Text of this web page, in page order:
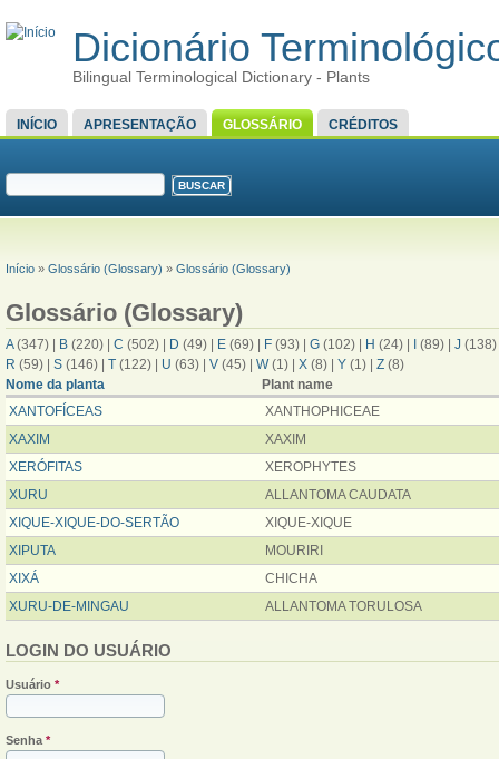
Dicionário
Bilingual Terminological Dictionary - Plants
MENU PRINCIPAL
INÍCIO APRESENTAÇÃO GLOSSÁRIO CRÉDITOS
FORMULÁRIO DE BUSCA
VOCÊ ESTÁ AQUI
Início » Glossário (Glossary) » Glossário (Glossary)
Glossário (Glossary)
A(347) | B (220) | C (502) | D (49) | E (69) | F (93) | G (102) | H (24) | I (89) | J (138)
R (59) | S (146) | T (122) | U (63) | V (45) | W(1) | X (8) | Y (1) | Z (8)
Nome da planta
Plant name
XANTOFÍCEAS
XANTHOPHICEAE
XAXIM
XAXIM
XERÓFITAS
XEROPHYTES
XURU
ALLANTOMA CAUDATA
XIQUE-XIQUE-DO-SERTÃO
XIQUE-XIQUE
XIPUTA
MOURIRI
XIXÁ
CHICHA
XURU-DE-MINGAU
ALLANTOMA TORULOSA
LOGIN DO USUÁRIO
Usuário *
Senha *